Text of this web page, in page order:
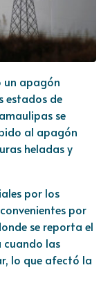
un apagón
estados de
se
al apagón
heladas y
por los
por
se reporta el
cuando las
lo que afectó la